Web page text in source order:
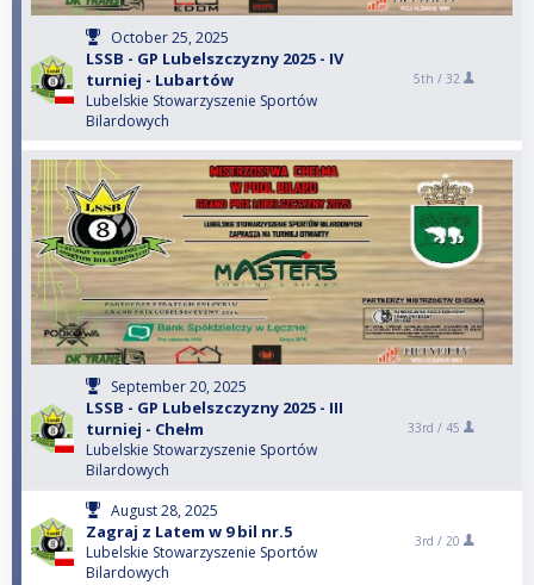
October 25, 2025
LSSB - GP Lubelszczyzny 2025 - IV
turniej - Lubartów
Lubelskie Stowarzyszenie Sportów
Bilardowych
5th / 32
September 20, 2025
LSSB - GP Lubelszczyzny 2025 - III
turniej - Chełm
Lubelskie Stowarzyszenie Sportów
Bilardowych
33rd / 45
August 28, 2025
Zagraj z Latem w 9 bil nr.5
Lubelskie Stowarzyszenie Sportów
Bilardowych
3rd / 20